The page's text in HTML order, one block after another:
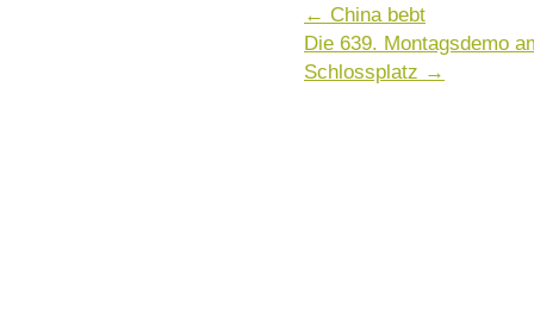
← China bebt
Die 639. Montagsdemo
Schlossplatz →